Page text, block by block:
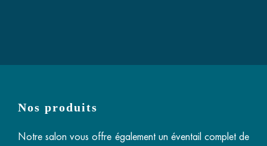
Nos produits
Notre salon vous offre également un éventail complet de